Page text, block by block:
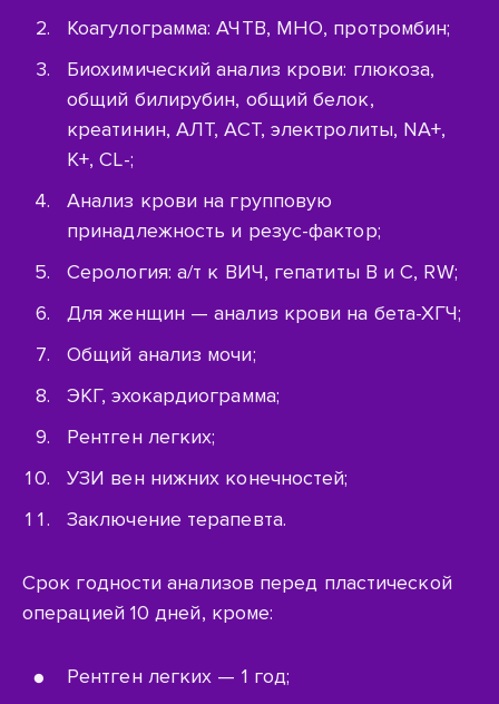
Коагулограмма: АЧТВ, МНО, протромбин;
Биохимический анализ крови: глюкоза,
общий билирубин, общий белок,
креатинин, АЛТ, АСТ, электролиты, NA+,
K+, CL-;
Анализ крови на групповую
принадлежность и резус-фактор;
Серология: а/т к ВИЧ, гепатиты B и C, RW;
Для женщин — анализ крови на бета-ХГЧ;
Общий анализ мочи;
ЭКГ, эхокардиограмма;
Рентген легких;
УЗИ вен нижних конечностей;
Заключение терапевта.
Срок годности анализов перед пластической
операцией 10 дней, кроме:
Рентген легких — 1 год;